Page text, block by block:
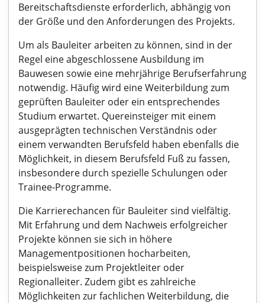
Bereitschaftsdienste erforderlich, abhängig von
der Größe und den Anforderungen des Projekts.
Um als Bauleiter arbeiten zu können, sind in der
Regel eine abgeschlossene Ausbildung im
Bauwesen sowie eine mehrjährige Berufserfahrung
notwendig. Häufig wird eine Weiterbildung zum
geprüften Bauleiter oder ein entsprechendes
Studium erwartet. Quereinsteiger mit einem
ausgeprägten technischen Verständnis oder
einem verwandten Berufsfeld haben ebenfalls die
Möglichkeit, in diesem Berufsfeld Fuß zu fassen,
insbesondere durch spezielle Schulungen oder
Trainee-Programme.
Die Karrierechancen für Bauleiter sind vielfältig.
Mit Erfahrung und dem Nachweis erfolgreicher
Projekte können sie sich in höhere
Managementpositionen hocharbeiten,
beispielsweise zum Projektleiter oder
Regionalleiter. Zudem gibt es zahlreiche
Möglichkeiten zur fachlichen Weiterbildung, die